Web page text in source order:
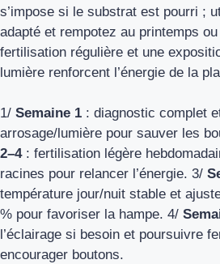
s’impose si le substrat est pourri ;
adapté et rempotez au printemps
fertilisation régulière et une
lumière renforcent l’énergie de la
1/ Semaine 1 : diagnostic complet
arrosage/lumière pour sauver les
2–4: fertilisation légère
racines pour relancer l’énergie. 3/
température jour/nuit stable et
% pour favoriser la hampe. 4/
l’éclairage si besoin et poursuivre
encourager boutons.